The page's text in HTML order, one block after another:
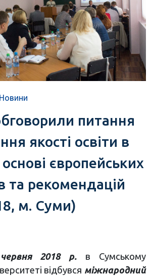
Новини
питання
якості освіти в
основі європейських
та рекомендацій
м. Суми)
2018 р.
в Сумському
відбувся міжнародний